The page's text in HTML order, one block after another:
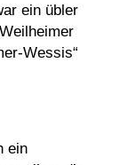
ein übler
Wessis“
ein